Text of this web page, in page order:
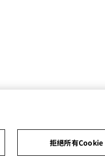
拒絕所有Cookie